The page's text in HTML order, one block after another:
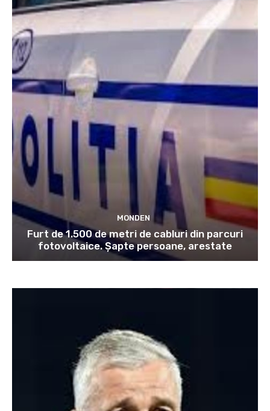
MONDEN
Furt de 1.500 de metri de cabluri din parcuri
fotovoltaice. Șapte persoane, arestate